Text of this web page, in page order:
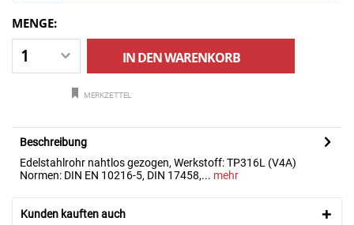
MENGE:
IN DENWARENKORB
MERKZETTEL
Beschreibung
Edelstahlrohr nahtlos gezogen, Werkstoff: TP316L (V4A)
Normen: DIN EN 10216-5, DIN 17458,... mehr
Kunden kauften auch